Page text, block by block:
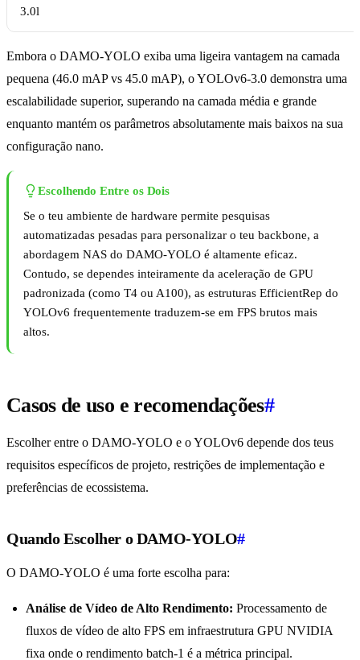
3.0l
Embora o DAMO-YOLO exiba uma ligeira vantagem na camada
pequena (46.0 mAP vs 45.0 mAP), o YOLOv6-3.0 demonstra uma
escalabilidade superior, superando na camada média e grande
enquanto mantém os parâmetros absolutamente mais baixos na sua
configuração nano.
Escolhendo Entre os Dois
Se o teu ambiente de hardware permite pesquisas
automatizadas pesadas para personalizar o teu backbone, a
abordagem NAS do DAMO-YOLO é altamente eficaz.
Contudo, se dependes inteiramente da aceleração de GPU
padronizada (como T4 ou A100), as estruturas EfficientRep do
YOLOv6 frequentemente traduzem-se em FPS brutos mais
altos.
Casos de uso e recomendações#
Escolher entre o DAMO-YOLO e o YOLOv6 depende dos teus
requisitos específicos de projeto, restrições de implementação e
preferências de ecossistema.
Quando Escolher o DAMO-YOLO#
O DAMO-YOLO é uma forte escolha para:
Análise de Vídeo de Alto Rendimento: Processamento de
fluxos de vídeo de alto FPS em infraestrutura GPU NVIDIA
fixa onde o rendimento batch-1 é a métrica principal.